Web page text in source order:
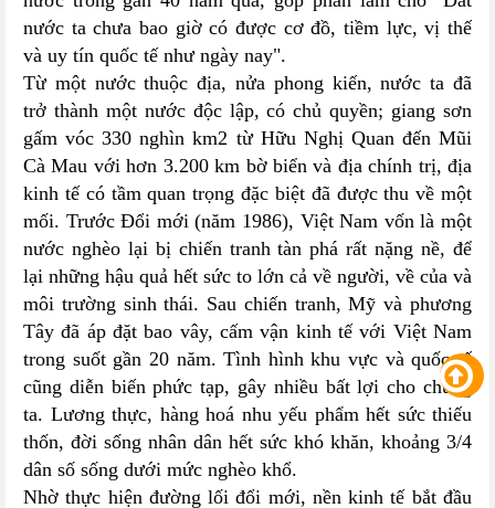
nước ta chưa bao giờ có được cơ đồ, tiềm lực, vị thế
và uy tín quốc tế như ngày nay".
Từ một nước thuộc địa, nửa phong kiến, nước ta đã
trở thành một nước độc lập, có chủ quyền; giang sơn
gấm vóc 330 nghìn km2 từ Hữu Nghị Quan đến Mũi
Cà Mau với hơn 3.200 km bờ biển và địa chính trị, địa
kinh tế có tầm quan trọng đặc biệt đã được thu về một
mối. Trước Đổi mới (năm 1986), Việt Nam vốn là một
nước nghèo lại bị chiến tranh tàn phá rất nặng nề, để
lại những hậu quả hết sức to lớn cả về người, về của và
môi trường sinh thái. Sau chiến tranh, Mỹ và phương
Tây đã áp đặt bao vây, cấm vận kinh tế với Việt Nam
trong suốt gần 20 năm. Tình hình khu vực và quốc tế
cũng diễn biến phức tạp, gây nhiều bất lợi cho chúng
ta. Lương thực, hàng hoá nhu yếu phẩm hết sức thiếu
thốn, đời sống nhân dân hết sức khó khăn, khoảng 3/4
dân số sống dưới mức nghèo khổ.
Nhờ thực hiện đường lối đổi mới, nền kinh tế bắt đầu